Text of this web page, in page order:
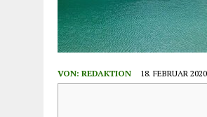
VON: REDAKTION 18. FEBRUAR 2020